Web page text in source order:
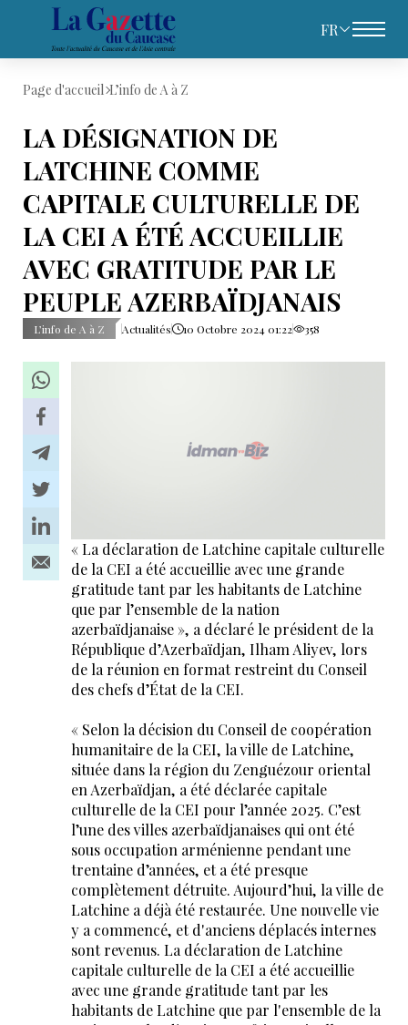
FR
Page d'accueil L’info de A à Z
LA DÉSIGNATION DE
LATCHINE COMME
CAPITALE CULTURELLE DE
LA CEI A ÉTÉ ACCUEILLIE
AVEC GRATITUDE PAR LE
PEUPLE AZERBAÏDJANAIS
L’info de A à Z Actualités 10 Octobre 2024 01:22 358
« La déclaration de Latchine capitale culturelle
de la CEI a été accueillie avec une grande
gratitude tant par les habitants de Latchine
que par l’ensemble de la nation
azerbaïdjanaise », a déclaré le président de la
République d’Azerbaïdjan, Ilham Aliyev, lors
de la réunion en format restreint du Conseil
des chefs d’État de la CEI.
« Selon la décision du Conseil de coopération
humanitaire de la CEI, la ville de Latchine,
située dans la région du Zenguézour oriental
en Azerbaïdjan, a été déclarée capitale
culturelle de la CEI pour l’année 2025. C’est
l’une des villes azerbaïdjanaises qui ont été
sous occupation arménienne pendant une
trentaine d’années, et a été presque
complètement détruite. Aujourd’hui, la ville de
Latchine a déjà été restaurée. Une nouvelle vie
y a commencé, et d'anciens déplacés internes
sont revenus. La déclaration de Latchine
capitale culturelle de la CEI a été accueillie
avec une grande gratitude tant par les
habitants de Latchine que par l'ensemble de la